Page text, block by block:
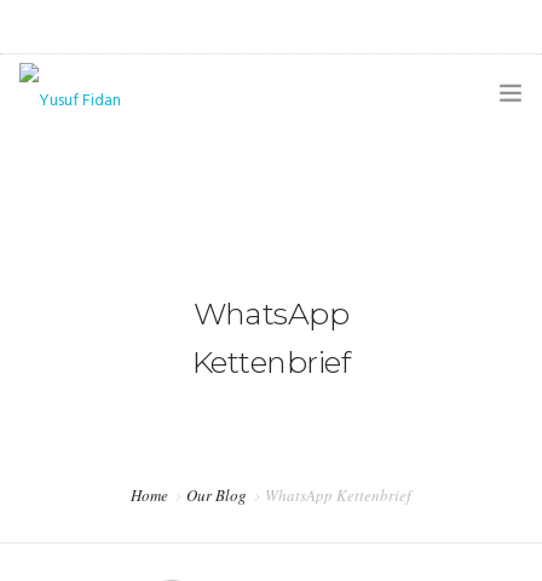
WhatsApp
Kettenbrief
Home Our Blog WhatsApp Kettenbrief